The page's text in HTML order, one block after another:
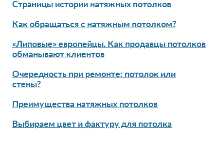
Страницы истории натяжных потолков
Как обращаться с натяжным потолком?
«Липовые» европейцы. Как продавцы потолков
обманывают клиентов
Очередность при ремонте: потолок или
стены?
Преимущества натяжных потолков
Выбираем цвет и фактуру для потолка